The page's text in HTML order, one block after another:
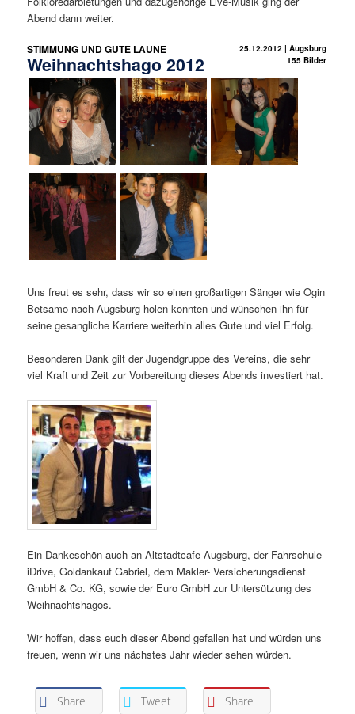
Abend dann weiter.
STIMMUNG UND GUTE LAUNE 25.12.2012 | Augsburg
Weihnachtshago 2012 155 Bilder
Uns freut es sehr, dass wir so einen großartigen Sänger wie Ogin
Betsamo nach Augsburg holen konnten und wünschen ihn für
seine gesangliche Karriere weiterhin alles Gute und viel Erfolg.
Besonderen Dank gilt der Jugendgruppe des Vereins, die sehr
viel Kraft und Zeit zur Vorbereitung dieses Abends investiert hat.
Ein Dankeschön auch an Altstadtcafe Augsburg, der Fahrschule
iDrive, Goldankauf Gabriel, dem Makler- Versicherungsdienst
GmbH & Co. KG, sowie der Euro GmbH zur Untersützung des
Weihnachtshagos.
Wir hoffen, dass euch dieser Abend gefallen hat und würden uns
freuen, wenn wir uns nächstes Jahr wieder sehen würden.
Share Tweet Share